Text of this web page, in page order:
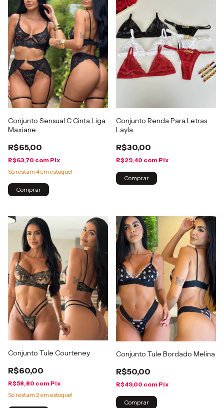
Conjunto Sensual C Cinta Liga
Maxiane
R$65,00
R$63,70 com Pix
Só restam 4em estoque!
Comprar
Conjunto Renda Para Letras
Layla
R$30,00
R$29,40 com Pix
Comprar
Conjunto Tule Courteney
R$60,00
R$58,80 com Pix
Só restam 2em estoque!
Conjunto Tule Bordado Melina
R$50,00
R$49,00 com Pix
Comprar